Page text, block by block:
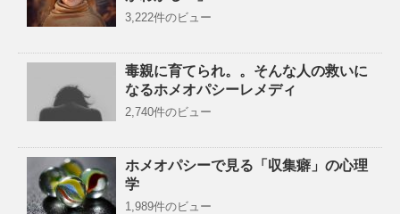
3,222件のビュー
毒親に育てられ。。そんな人の救いに
なるホメオパシーレメディ
2,740件のビュー
ホメオパシーで見る「収集癖」の心理
学
1,989件のビュー